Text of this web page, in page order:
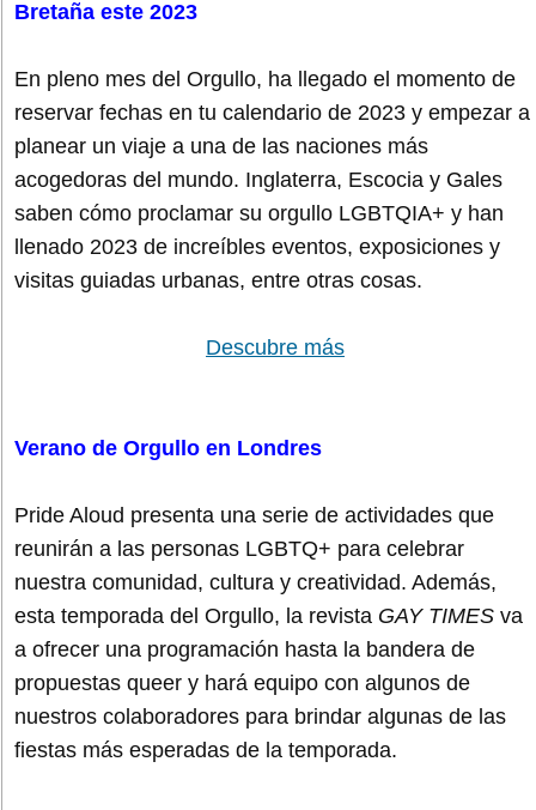
Bretaña este 2023
En pleno mes del Orgullo, ha llegado el momento de
reservar fechas en tu calendario de 2023 y empezar a
planear un viaje a una de las naciones más
acogedoras del mundo. Inglaterra, Escocia y Gales
saben cómo proclamar su orgullo LGBTQIA+ y han
llenado 2023 de increíbles eventos, exposiciones y
visitas guiadas urbanas, entre otras cosas.
Descubre más
Verano de Orgullo en Londres
Pride Aloud presenta una serie de actividades que
reunirán a las personas LGBTQ+ para celebrar
nuestra comunidad, cultura y creatividad. Además,
esta temporada del Orgullo, la revista GAY TIMES va
a ofrecer una programación hasta la bandera de
propuestas queer y hará equipo con algunos de
nuestros colaboradores para brindar algunas de las
fiestas más esperadas de la temporada.